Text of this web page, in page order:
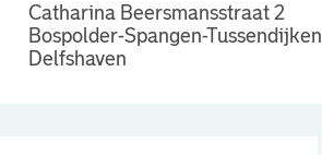
Catharina Beersmansstraat 2
Bospolder-Spangen-Tussendijken
Delfshaven